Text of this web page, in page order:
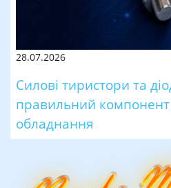
28.07.2026
Силові тиристори та
правильний
обладнання